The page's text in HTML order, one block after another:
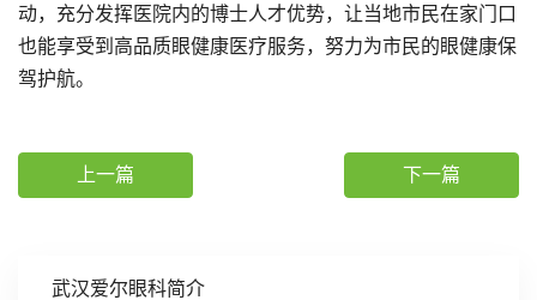
武汉爱尔眼科简介
动，充分发挥医院内的博士人才优势，让当地市民在家门口
也能享受到高品质眼健康医疗服务，努力为市民的眼健康保
驾护航。
上一篇 下一篇